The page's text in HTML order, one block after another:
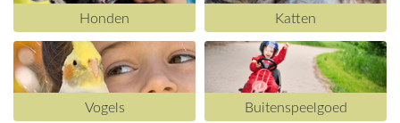
Honden Katten
Vogels Buitenspeelgoed